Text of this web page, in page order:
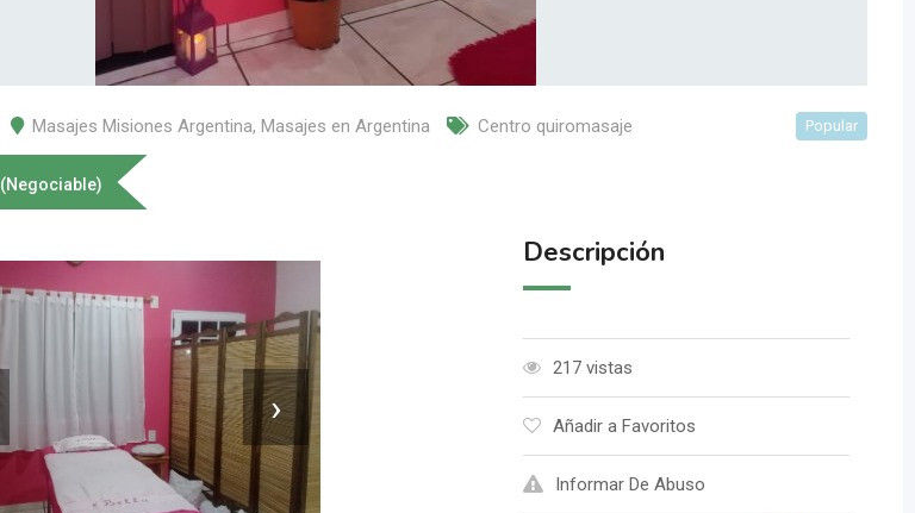
Masajes Misiones Argentina, Masajes en Argentina Centro quiromasaje Popular
(Negociable)
›
Descripción
217 vistas
Añadir a Favoritos
Informar De Abuso